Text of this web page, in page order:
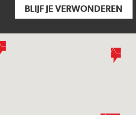
BLIJF JE VERWONDEREN